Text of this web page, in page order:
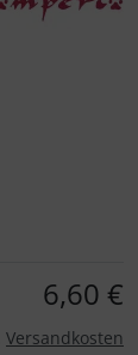
6,60 €
Versandkosten